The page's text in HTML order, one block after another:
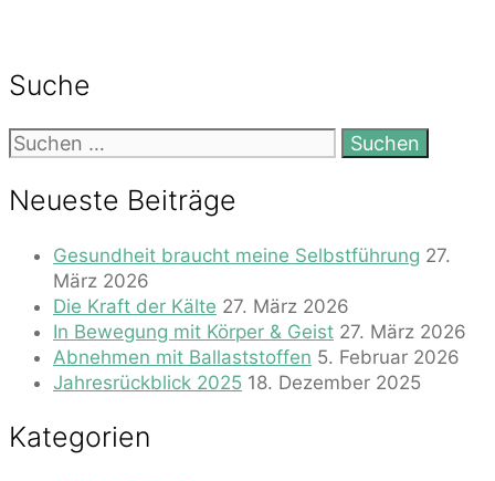
Suche
Suchen
nach:
Neueste Beiträge
Gesundheit braucht meine Selbstführung 27.
März 2026
Die Kraft der Kälte 27. März 2026
In Bewegung mit Körper & Geist 27. März 2026
Abnehmen mit Ballaststoffen 5. Februar 2026
Jahresrückblick 2025 18. Dezember 2025
Kategorien